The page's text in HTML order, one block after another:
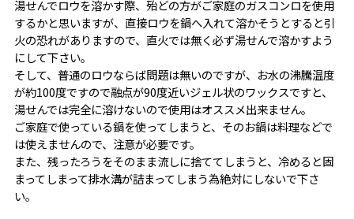
湯せんでロウを溶かす際、殆どの方がご家庭のガスコンロを使用
するかと思いますが、直接ロウを鍋へ入れて溶かそうとすると引
火の恐れがありますので、直火では無く必ず湯せんで溶かすよう
にして下さい。
そして、普通のロウならば問題は無いのですが、お水の沸騰温度
が約100度ですので融点が90度近いジェル状のワックスですと、
湯せんでは完全に溶けないので使用はオススメ出来ません。
ご家庭で使っている鍋を使ってしまうと、そのお鍋は料理などで
は使えませんので、注意が必要です。
また、残ったろうをそのまま流しに捨ててしまうと、冷めると固
まってしまって排水溝が詰まってしまう為絶対にしないで下さ
い。